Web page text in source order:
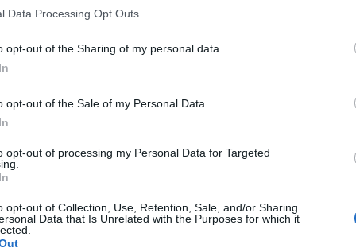
Data Processing Opt Outs
opt-out of the Sharing of my personal data.
opt-out of the Sale of my Personal Data.
opt-out of processing my Personal Data for Targeted
opt-out of Collection, Use, Retention, Sale, and/or Sharing
Data that Is Unrelated with the Purposes for which it
alapján, a vakok és gyengénlátók helyzetén
portfolio.hu hírarchívumához tartozik, melynek olvasása
tartalmazza:
cikkarchívum